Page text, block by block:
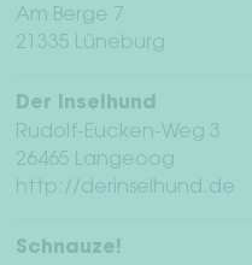
Betaalmethodes
Herroepingsrecht
Servicevoorwaarden
Am Berge 7
21335 Lüneburg
Der Inselhund
Rudolf-Eucken-Weg 3
26465 Langeoog
http://derinselhund.de
Schnauze!